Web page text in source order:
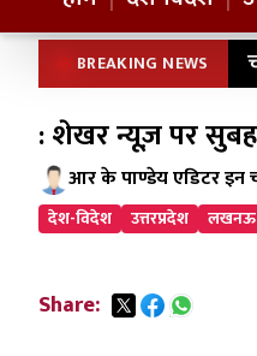
BREAKING NEWS
: शेखर न्यूज़ पर
आर के पाण्डेय एडिटर इन
देश-विदेश उत्तरप्रदेश लखनऊ
Share: